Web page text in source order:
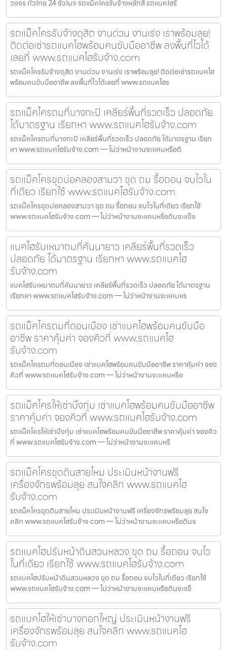
วงจร ทั่วไทย 24 ชั่วโมง รถแม็คโครรับจ้างหลักสี่ รถแบคโฮรั
รถแม็คโครรับจ้างดุสิต งานด่วน งานเร่ง เราพร้อมลุย!
ติดต่อเช่ารถแบคโฮพร้อมคนขับมืออาชีพ ลงพื้นที่ไวได้
เลยที่ www.รถแบคโฮรับจ้าง.com
รถแม็คโครรับจ้างดุสิต งานด่วน งานเร่ง เราพร้อมลุย! ติดต่อเช่ารถแบคโฮ
พร้อมคนขับมืออาชีพ ลงพื้นที่ไวได้เลยที่ www.รถแบคโฮร
รถแม็คโครถมที่บางกะปิ เคลียร์พื้นที่รวดเร็ว ปลอดภัย
ได้มาตรฐาน เรียกหา www.รถแบคโฮรับจ้าง.com
รถแม็คโครถมที่บางกะปิ เคลียร์พื้นที่รวดเร็ว ปลอดภัย ได้มาตรฐาน เรียก
หา www.รถแบคโฮรับจ้าง.com — ไม่ว่าหน้างานจะแคบหรือดิ
รถแม็คโครขุดบ่อคลองสามวา ขุด ถม รื้อถอน จบไวใน
ที่เดียว เรียกใช้ www.รถแบคโฮรับจ้าง.com
รถแม็คโครขุดบ่อคลองสามวา ขุด ถม รื้อถอน จบไวในที่เดียว เรียกใช้
www.รถแบคโฮรับจ้าง.com — ไม่ว่าหน้างานจะแคบหรือดินจะแข็ง
แบคโฮรับเหมาถมที่คันนายาว เคลียร์พื้นที่รวดเร็ว
ปลอดภัย ได้มาตรฐาน เรียกหา www.รถแบคโฮ
รับจ้าง.com
แบคโฮรับเหมาถมที่คันนายาว เคลียร์พื้นที่รวดเร็ว ปลอดภัย ได้มาตรฐาน
เรียกหา www.รถแบคโฮรับจ้าง.com — ไม่ว่าหน้างานจะแคบหร
รถแม็คโครถมที่ดอนเมือง เช่าแบคโฮพร้อมคนขับมือ
อาชีพ ราคาคุ้มค่า จองคิวที่ www.รถแบคโฮ
รับจ้าง.com
รถแม็คโครถมที่ดอนเมือง เช่าแบคโฮพร้อมคนขับมืออาชีพ ราคาคุ้มค่า จอง
คิวที่ www.รถแบคโฮรับจ้าง.com — ไม่ว่าหน้างานจะแคบหรือ
รถแม็คโครให้เช่าบึงกุ่ม เช่าแบคโฮพร้อมคนขับมืออาชีพ
ราคาคุ้มค่า จองคิวที่ www.รถแบคโฮรับจ้าง.com
รถแม็คโครให้เช่าบึงกุ่ม เช่าแบคโฮพร้อมคนขับมืออาชีพ ราคาคุ้มค่า จองคิว
ที่ www.รถแบคโฮรับจ้าง.com — ไม่ว่าหน้างานจะแคบหรื
รถแม็คโครขุดดินสายไหม ประเมินหน้างานฟรี
เครื่องจักรพร้อมลุย สนใจคลิก www.รถแบคโฮ
รับจ้าง.com
รถแม็คโครขุดดินสายไหม ประเมินหน้างานฟรี เครื่องจักรพร้อมลุย สนใจ
คลิก www.รถแบคโฮรับจ้าง.com — ไม่ว่าหน้างานจะแคบหรือดินจ
รถแบคโฮปรับหน้าดินสวนหลวง ขุด ถม รื้อถอน จบไว
ในที่เดียว เรียกใช้ www.รถแบคโฮรับจ้าง.com
รถแบคโฮปรับหน้าดินสวนหลวง ขุด ถม รื้อถอน จบไวในที่เดียว เรียกใช้
www.รถแบคโฮรับจ้าง.com — ไม่ว่าหน้างานจะแคบหรือดินจะแข็
รถแบคโฮให้เช่าบางกอกใหญ่ ประเมินหน้างานฟรี
เครื่องจักรพร้อมลุย สนใจคลิก www.รถแบคโฮ
รับจ้าง.com